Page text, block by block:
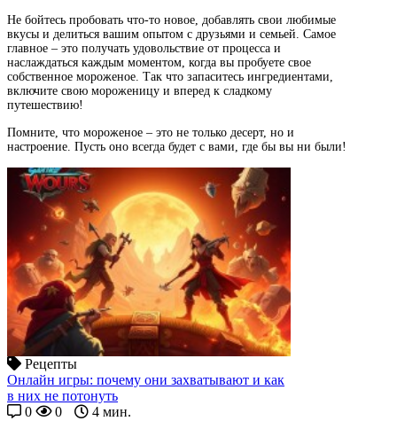
Не бойтесь пробовать что-то новое, добавлять свои любимые
вкусы и делиться вашим опытом с друзьями и семьей. Самое
главное – это получать удовольствие от процесса и
наслаждаться каждым моментом, когда вы пробуете свое
собственное мороженое. Так что запаситесь ингредиентами,
включите свою мороженицу и вперед к сладкому
путешествию!
Помните, что мороженое – это не только десерт, но и
настроение. Пусть оно всегда будет с вами, где бы вы ни были!
Рецепты
Онлайн игры: почему они захватывают и как
в них не потонуть
0
0 4 мин.